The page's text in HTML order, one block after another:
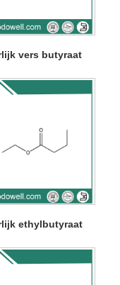
vers butyraat
ethylbutyraat